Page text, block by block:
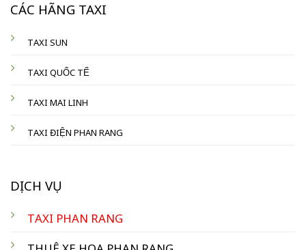
CÁC HÃNG TAXI
TAXI SUN
TAXI QUỐC TẾ
TAXI MAI LINH
TAXI ĐIỆN PHAN RANG
DỊCH VỤ
TAXI PHAN RANG